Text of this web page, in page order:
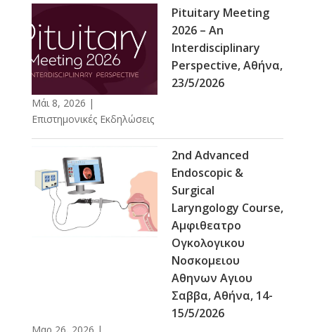
Pituitary Meeting
2026 – An
Interdisciplinary
Perspective, Αθήνα,
23/5/2026
Μάι 8, 2026 |
Επιστημονικές Εκδηλώσεις
2nd Advanced
Endoscopic &
Surgical
Laryngology Course,
Αμφιθεατρο
Ογκολογικου
Νοσκομειου
Αθηνων Αγιου
Σαββα, Αθήνα, 14-
15/5/2026